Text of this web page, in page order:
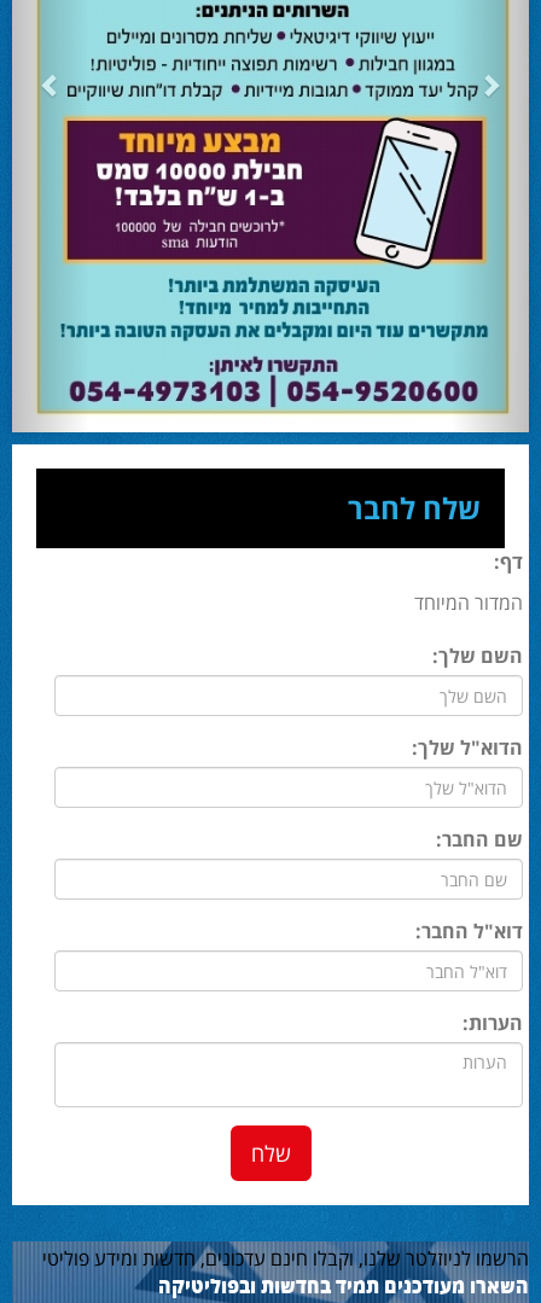
שלח לחבר
דף:
המדור המיוחד
השם שלך:
הדוא"ל שלך:
שם החבר:
דוא"ל החבר:
הערות:
הרשמו לניוזלטר שלנו, וקבלו חינם עדכונים, חדשות ומידע פוליטי
השארו מעודכנים תמיד בחדשות ובפוליטיקה